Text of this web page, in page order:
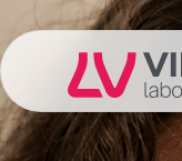
Laboratorios